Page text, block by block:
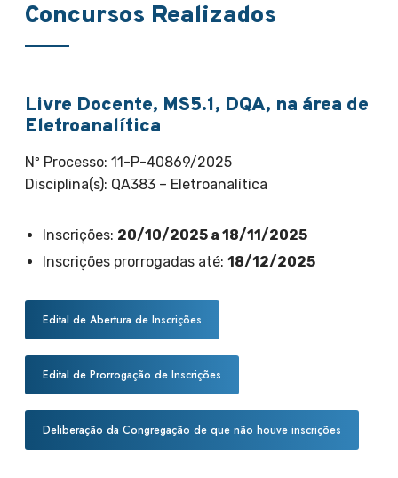
Concursos Realizados
Livre Docente, MS5.1, DQA, na área de
Eletroanalítica
Nº Processo: 11-P-40869/2025
Disciplina(s): QA383 – Eletroanalítica
Inscrições: 20/10/2025 a 18/11/2025
Inscrições prorrogadas até: 18/12/2025
Edital de Abertura de Inscrições
Edital de Prorrogação de Inscrições
Deliberação da Congregação de que não houve inscrições